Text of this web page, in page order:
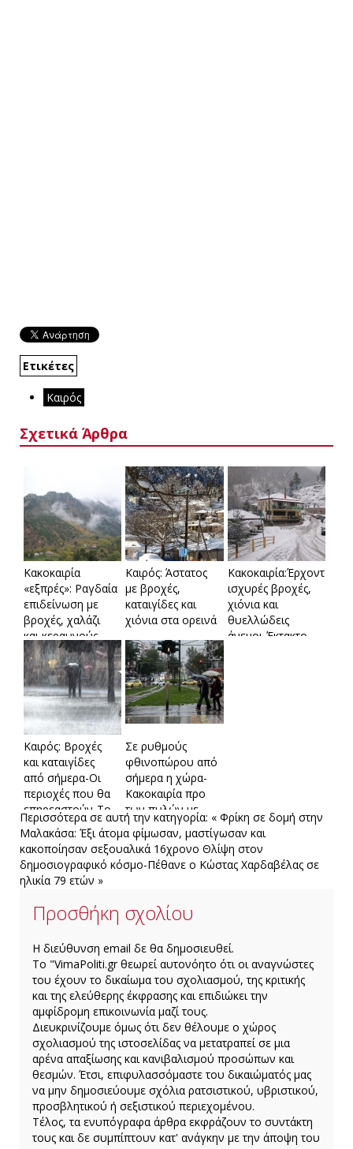
Ετικέτες
Καιρός
Σχετικά Άρθρα
Κακοκαιρία
«εξπρές»: Ραγδαία
επιδείνωση με
βροχές, χαλάζι
και κεραυνούς-
Πότε ξεκινούν τα
φαινόμενα στην
Αττική
Καιρός: Άστατος
με βροχές,
καταιγίδες και
χιόνια στα ορεινά
Κακοκαιρία:Έρχονται
ισχυρές βροχές,
χιόνια και
θυελλώδεις
άνεμοι-Έκτακτο
Καιρός: Bροχές
και καταιγίδες
από σήμερα-Οι
περιοχές που θα
επηρεαστούν-Το
έκτακτο δελτίο
της ΕΜΥ
Σε ρυθμούς
φθινοπώρου από
σήμερα η χώρα-
Κακοκαιρία προ
των πυλών με
ισχυρές
καταιγίδες και
βοριάδες
Περισσότερα σε αυτή την κατηγορία: « Φρίκη σε δομή στην
Μαλακάσα: Έξι άτομα φίμωσαν, μαστίγωσαν και
κακοποίησαν σεξουαλικά 16χρονο Θλίψη στον
δημοσιογραφικό κόσμο-Πέθανε ο Κώστας Χαρδαβέλας σε
ηλικία 79 ετών »
Προσθήκη σχολίου
H διεύθυνση email δε θα δημοσιευθεί.
Το "VimaPoliti.gr θεωρεί αυτονόητο ότι οι αναγνώστες
του έχουν το δικαίωμα του σχολιασμού, της κριτικής
και της ελεύθερης έκφρασης και επιδιώκει την
αμφίδρομη επικοινωνία μαζί τους.
Διευκρινίζουμε όμως ότι δεν θέλουμε ο χώρος
σχολιασμού της ιστοσελίδας να μετατραπεί σε μια
αρένα απαξίωσης και κανιβαλισμού προσώπων και
θεσμών. Έτσι, επιφυλασσόμαστε του δικαιώματός μας
να μην δημοσιεύουμε σχόλια ρατσιστικού, υβριστικού,
προσβλητικού ή σεξιστικού περιεχομένου.
Τέλος, τα ενυπόγραφα άρθρα εκφράζουν το συντάκτη
τους και δε συμπίπτουν κατ' ανάγκην με την άποψη του